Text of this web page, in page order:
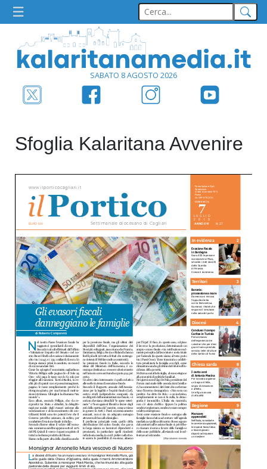
SABATO 8 AGOSTO 2026
Sfoglia Kalaritana Avvenire